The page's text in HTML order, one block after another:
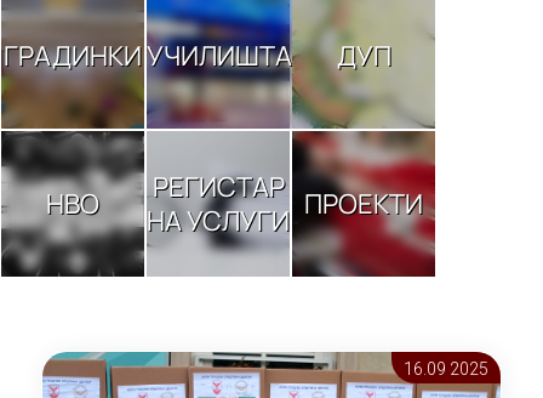
ГРАДИНКИУЧИЛИШТА ДУП
НВО
РЕГИСТАР
НА УСЛУГИ ПРОЕКТИ
16.09 2025